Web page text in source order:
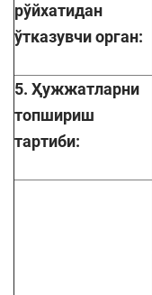
рўйхатидан
ўтказувчи орган:
5. Ҳужжатларни
топшириш
тартиби: